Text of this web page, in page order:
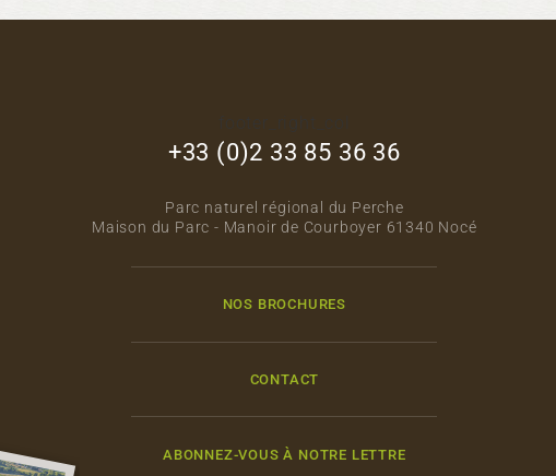
+33 (0)2 33 85 36 36
Parc naturel régional du Perche
Maison du Parc - Manoir de Courboyer 61340 Nocé
NOS BROCHURES
CONTACT
ABONNEZ-VOUS À NOTRE LETTRE